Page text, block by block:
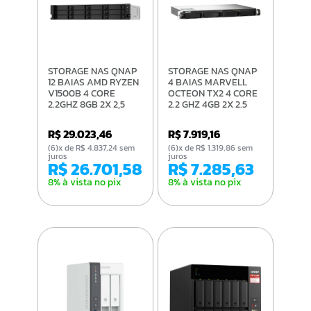
STORAGE NAS QNAP
12 BAIAS AMD RYZEN
V1500B 4 CORE
2.2GHZ 8GB 2X 2,5
1273AU-RP-8G-US
R$ 29.023,46
R$ 26.701,58
8% à vista no pix
(6)x de R$ 4.837,24 sem
juros
STORAGE NAS QNAP
4 BAIAS MARVELL
OCTEON TX2 4 CORE
2.2 GHZ 4GB 2X 2.5
435XEU-4G-US
R$ 7.919,16
R$ 7.285,63
8% à vista no pix
(6)x de R$ 1.319,86 sem
juros